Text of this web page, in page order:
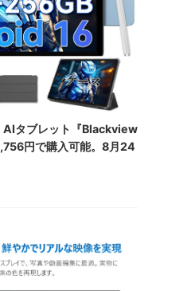
タブレット『Blackview
円で購入可能。8月24